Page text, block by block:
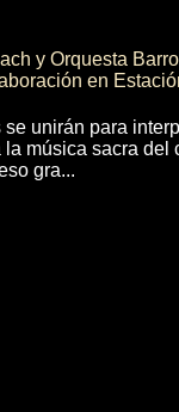
y Orquesta
en
unirán para
música sacra del
gra...